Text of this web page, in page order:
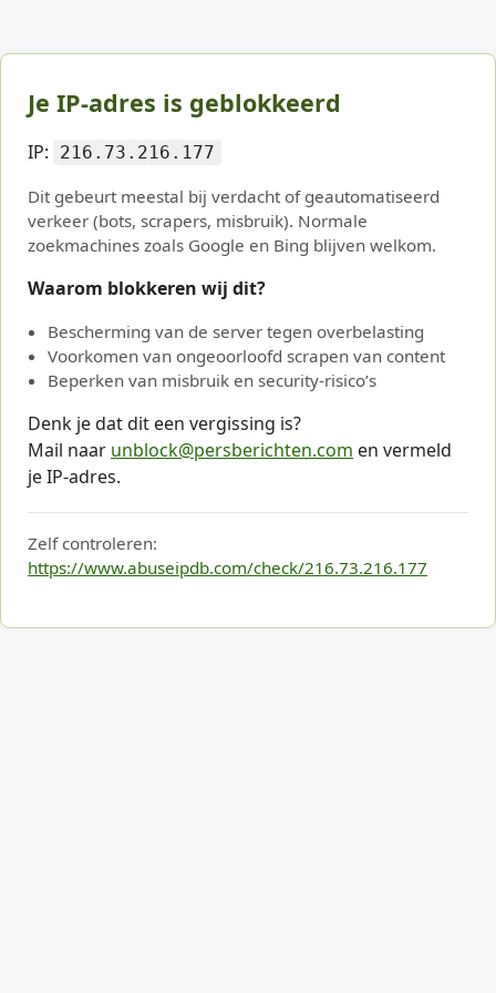
Je IP-adres is geblokkeerd
IP: 216.73.216.177
Dit gebeurt meestal bij verdacht of geautomatiseerd
verkeer (bots, scrapers, misbruik). Normale
zoekmachines zoals Google en Bing blijven welkom.
Waarom blokkeren wij dit?
Bescherming van de server tegen overbelasting
Voorkomen van ongeoorloofd scrapen van content
Beperken van misbruik en security-risico’s
Denk je dat dit een vergissing is?
Mail naar unblock@persberichten.com en vermeld
je IP-adres.
Zelf controleren:
https://www.abuseipdb.com/check/216.73.216.177